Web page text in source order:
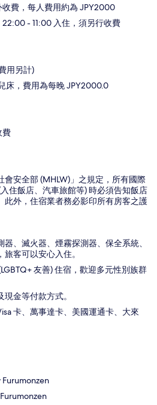
收費，每人費用約為 JPY2000
22:00 - 11:00 入住，須另行收費
用另計)
床，費用為每晚 JPY2000.0
費
會安全部 (MHLW)」之規定，所有國際
住飯店、汽車旅館等) 時必須告知飯店
此外，住宿業者務必影印所有房客之護
、滅火器、煙霧探測器、保全系統、
客可以安心入住。
友善) 住宿，歡迎多元性別族群
金等付款方式。
卡、萬事達卡、美國運通卡、大來